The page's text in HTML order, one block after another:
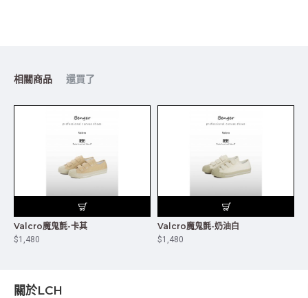
相關商品 還買了
Valcro魔鬼氈-卡其
$1,480
Valcro魔鬼氈-奶油白
$1,480
關於LCH